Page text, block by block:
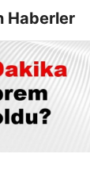
Haberler